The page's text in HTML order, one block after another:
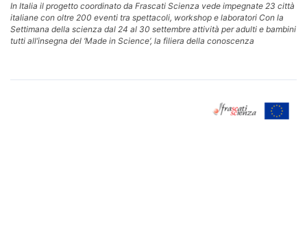
In Italia il progetto coordinato da Frascati Scienza vede impegnate 23 città
italiane con oltre 200 eventi tra spettacoli, workshop e laboratori Con la
Settimana della scienza dal 24 al 30 settembre attività per adulti e bambini
tutti all’insegna del ‘Made in Science’, la filiera della conoscenza